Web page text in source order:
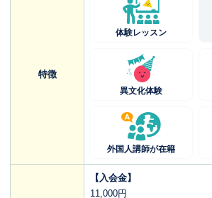
特徴
体験レッスン
異文化体験
外国人講師が在籍
【入会金】
11,000円